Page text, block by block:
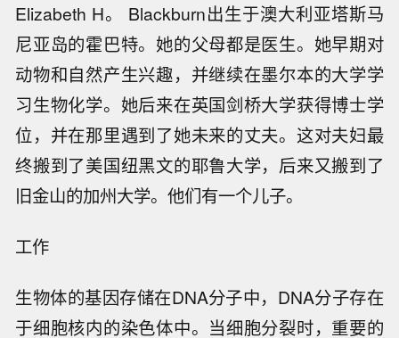
Elizabeth H。 Blackburn出生于澳大利亚塔斯马
尼亚岛的霍巴特。她的父母都是医生。她早期对
动物和自然产生兴趣，并继续在墨尔本的大学学
习生物化学。她后来在英国剑桥大学获得博士学
位，并在那里遇到了她未来的丈夫。这对夫妇最
终搬到了美国纽黑文的耶鲁大学，后来又搬到了
旧金山的加州大学。他们有一个儿子。
工作
生物体的基因存储在DNA分子中，DNA分子存在
于细胞核内的染色体中。当细胞分裂时，重要的